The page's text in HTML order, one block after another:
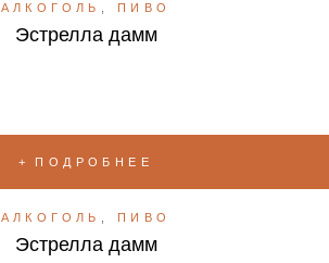
АЛКОГОЛЬ ПИВО
Эстрелла дамм
ПОДРОБНЕЕ
АЛКОГОЛЬ ПИВО
Эстрелла дамм